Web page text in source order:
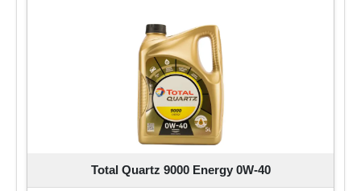
Total Quartz 9000 Energy 0W-40